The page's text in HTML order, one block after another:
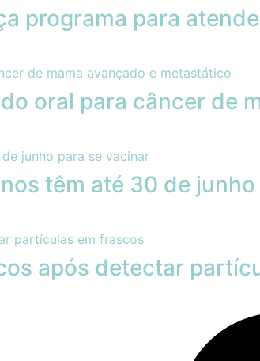
programa para
oral para câncer de
têm até 30 de
após detectar